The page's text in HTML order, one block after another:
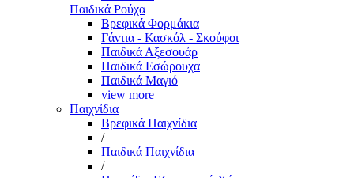
Παιδικά Ρούχα
Βρεφικά Φορμάκια
Γάντια - Κασκόλ - Σκούφοι
Παιδικά Αξεσουάρ
Παιδικά Εσώρουχα
Παιδικά Μαγιό
view more
Παιχνίδια
Βρεφικά Παιχνίδια
/
Παιδικά Παιχνίδια
/